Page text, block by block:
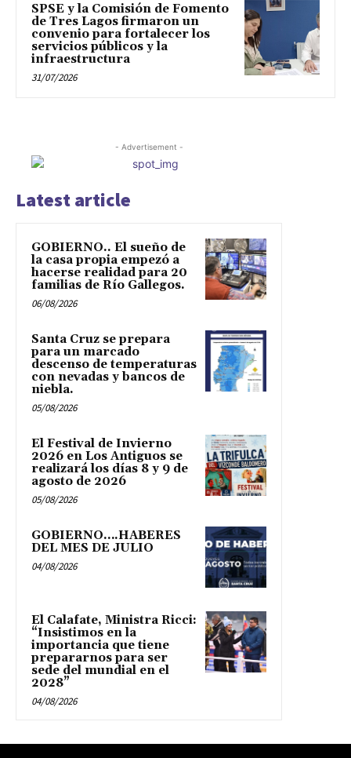
SPSE y la Comisión de Fomento
de Tres Lagos firmaron un
convenio para fortalecer los
servicios públicos y la
infraestructura
31/07/2026
- Advertisement -
Latest article
GOBIERNO.. El sueño de
la casa propia empezó a
hacerse realidad para 20
familias de Río Gallegos.
06/08/2026
Santa Cruz se prepara
para un marcado
descenso de temperaturas
con nevadas y bancos de
niebla.
05/08/2026
El Festival de Invierno
2026 en Los Antiguos se
realizará los días 8 y 9 de
agosto de 2026
05/08/2026
GOBIERNO….HABERES
DEL MES DE JULIO
04/08/2026
El Calafate, Ministra Ricci:
“Insistimos en la
importancia que tiene
prepararnos para ser
sede del mundial en el
2028”
04/08/2026